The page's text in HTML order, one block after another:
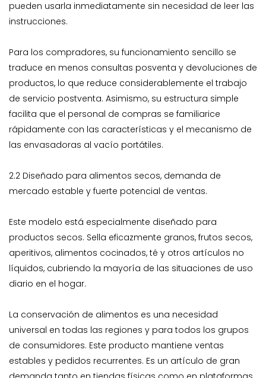
pueden usarla inmediatamente sin necesidad de leer las
instrucciones.
Para los compradores, su funcionamiento sencillo se
traduce en menos consultas posventa y devoluciones de
productos, lo que reduce considerablemente el trabajo
de servicio postventa. Asimismo, su estructura simple
facilita que el personal de compras se familiarice
rápidamente con las características y el mecanismo de
las envasadoras al vacío portátiles.
2.2 Diseñado para alimentos secos, demanda de
mercado estable y fuerte potencial de ventas.
Este modelo está especialmente diseñado para
productos secos. Sella eficazmente granos, frutos secos,
aperitivos, alimentos cocinados, té y otros artículos no
líquidos, cubriendo la mayoría de las situaciones de uso
diario en el hogar.
La conservación de alimentos es una necesidad
universal en todas las regiones y para todos los grupos
de consumidores. Este producto mantiene ventas
estables y pedidos recurrentes. Es un artículo de gran